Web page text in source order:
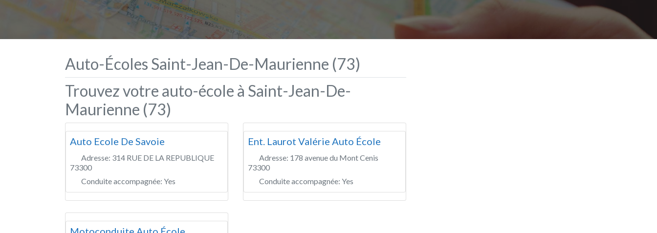
Auto-Écoles Saint-Jean-De-Maurienne (73)
Trouvez votre auto-école à Saint-Jean-De-
Maurienne (73)
Auto Ecole De Savoie
Adresse: 314 RUE DE LA REPUBLIQUE
73300
Conduite accompagnée: Yes
Ent. Laurot Valérie Auto École
Adresse: 178 avenue du Mont Cenis
73300
Conduite accompagnée: Yes